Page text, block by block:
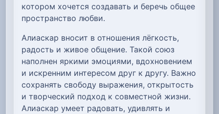
котором хочется создавать и беречь общее
пространство любви.
Алиаскар вносит в отношения лёгкость,
радость и живое общение. Такой союз
наполнен яркими эмоциями, вдохновением
и искренним интересом друг к другу. Важно
сохранять свободу выражения, открытость
и творческий подход к совместной жизни.
Алиаскар умеет радовать, удивлять и